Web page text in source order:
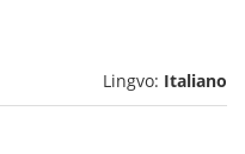
Lingvo: Italiano